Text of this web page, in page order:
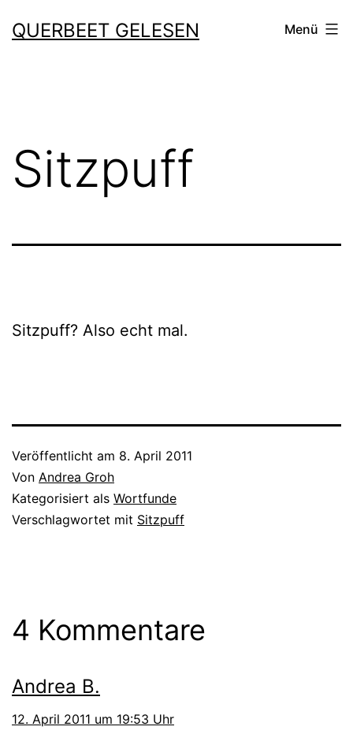
Inhalt
QUERBEET GELESEN Menü
Sitzpuff
Sitzpuff? Also echt mal.
Veröffentlicht am 8. April 2011
Von Andrea Groh
Kategorisiert als Wortfunde
Verschlagwortet mit Sitzpuff
4 Kommentare
Andrea B.
12. April 2011 um 19:53 Uhr